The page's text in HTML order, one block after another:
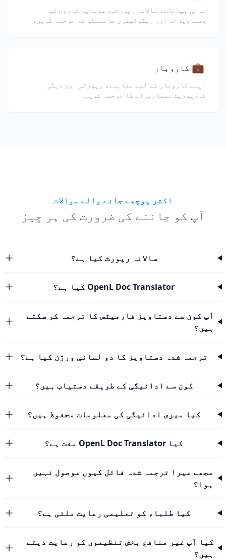
مالی بیانات، سالانہ رپورٹس، سرمایہ کاروں کی
دستاویزات اور ریگولیٹری فائلنگز کا ترجمہ کریں،
💼 کاروبار
اپنے کاروبار کے لیے معاہدے، رپورٹس اور دیگر
کارپوریٹ دستاویزات کا ترجمہ کریں۔
اکثر پوچھے جانے والے سوالات
آپ کو جاننے کی ضرورت کی ہر چیز
سالانہ رپورٹ کیا ہے؟
OpenL Doc Translator کیا ہے؟
آپ کون سے دستاویز فارمیٹس کا ترجمہ کر سکتے
ہیں؟
ترجمہ شدہ دستاویز کا دو لسانی ورژن کیا ہے؟
کون سے ادائیگی کے طریقے دستیاب ہیں؟
کیا میری ادائیگی کی معلومات محفوظ ہیں؟
کیا OpenL Doc Translator مفت ہے؟
مجھے میرا ترجمہ شدہ فائل کیوں موصول نہیں
ہوا؟
کیا طلباء کو تعلیمی رعایت ملتی ہے؟
کیا آپ غیر منافع بخش تنظیموں کو رعایت دیتے
ہیں؟